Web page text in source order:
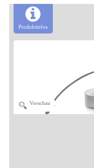
Produktinfos
Vorschau